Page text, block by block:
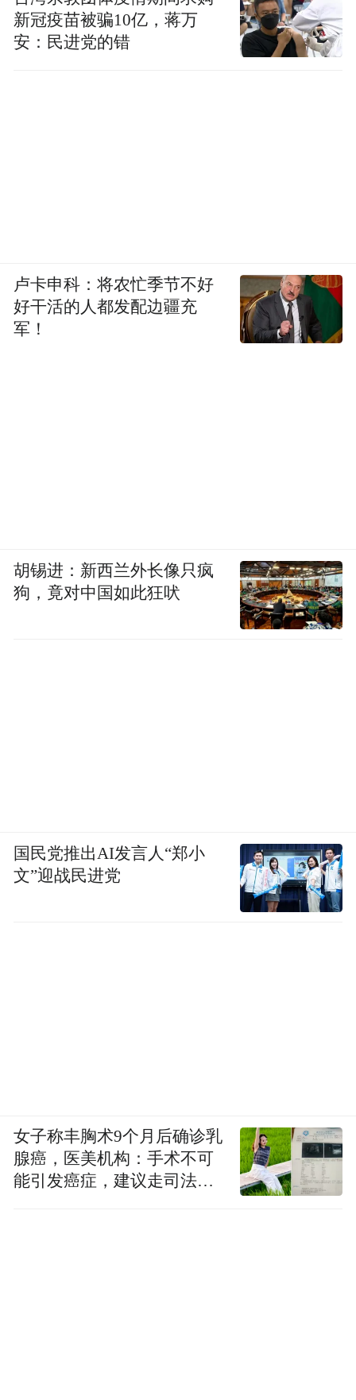
新冠疫苗被骗10亿，蒋万
安：民进党的错
卢卡申科：将农忙季节不好
好干活的人都发配边疆充
军！
胡锡进：新西兰外长像只疯
狗，竟对中国如此狂吠
国民党推出AI发言人“郑小
文”迎战民进党
女子称丰胸术9个月后确诊乳
腺癌，医美机构：手术不可
能引发癌症，建议走司法途